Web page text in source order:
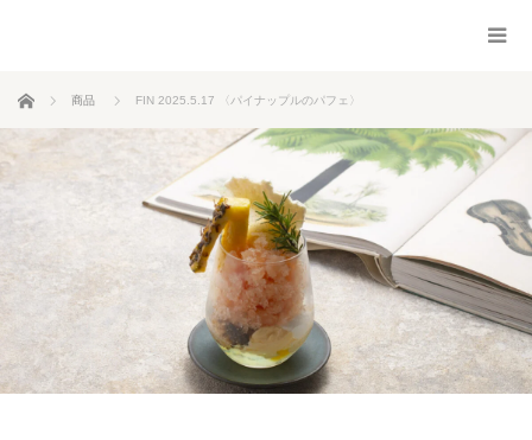
ホーム 商品 FIN 2025.5.17 〈パイナップルのパフェ〉